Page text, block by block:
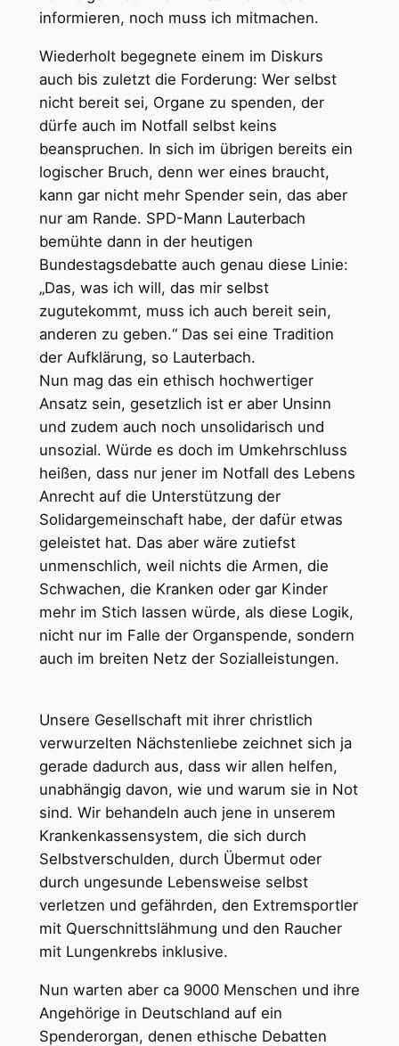
informieren, noch muss ich mitmachen.
Wiederholt begegnete einem im Diskurs
auch bis zuletzt die Forderung: Wer selbst
nicht bereit sei, Organe zu spenden, der
dürfe auch im Notfall selbst keins
beanspruchen. In sich im übrigen bereits ein
logischer Bruch, denn wer eines braucht,
kann gar nicht mehr Spender sein, das aber
nur am Rande. SPD-Mann Lauterbach
bemühte dann in der heutigen
Bundestagsdebatte auch genau diese Linie:
„Das, was ich will, das mir selbst
zugutekommt, muss ich auch bereit sein,
anderen zu geben.“ Das sei eine Tradition
der Aufklärung, so Lauterbach.
Nun mag das ein ethisch hochwertiger
Ansatz sein, gesetzlich ist er aber Unsinn
und zudem auch noch unsolidarisch und
unsozial. Würde es doch im Umkehrschluss
heißen, dass nur jener im Notfall des Lebens
Anrecht auf die Unterstützung der
Solidargemeinschaft habe, der dafür etwas
geleistet hat. Das aber wäre zutiefst
unmenschlich, weil nichts die Armen, die
Schwachen, die Kranken oder gar Kinder
mehr im Stich lassen würde, als diese Logik,
nicht nur im Falle der Organspende, sondern
auch im breiten Netz der Sozialleistungen.
Unsere Gesellschaft mit ihrer christlich
verwurzelten Nächstenliebe zeichnet sich ja
gerade dadurch aus, dass wir allen helfen,
unabhängig davon, wie und warum sie in Not
sind. Wir behandeln auch jene in unserem
Krankenkassensystem, die sich durch
Selbstverschulden, durch Übermut oder
durch ungesunde Lebensweise selbst
verletzen und gefährden, den Extremsportler
mit Querschnittslähmung und den Raucher
mit Lungenkrebs inklusive.
Nun warten aber ca 9000 Menschen und ihre
Angehörige in Deutschland auf ein
Spenderorgan, denen ethische Debatten